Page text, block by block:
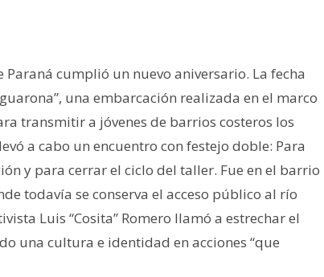
cumplió un nuevo aniversario. La fecha
una embarcación realizada en el marco
transmitir a jóvenes de barrios costeros los
a cabo un encuentro con festejo doble: Para
y para cerrar el ciclo del taller. Fue en el barrio
todavía se conserva el acceso público al río
Luis “Cosita” Romero llamó a estrechar el
una cultura e identidad en acciones “que